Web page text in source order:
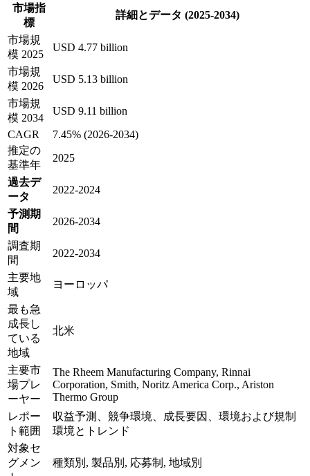
市場指
標
詳細とデータ (2025-2034)
市場規
模 2025
USD 4.77 billion
市場規
模 2026
USD 5.13 billion
市場規
模 2034
USD 9.11 billion
CAGR
7.45% (2026-2034)
推定の
基準年
2025
過去デ
ータ
2022-2024
予測期
間
2026-2034
調査期
間
2022-2034
主要地
域
ヨーロッパ
最も急
成長し
ている
地域
北米
主要市
場プレ
ーヤー
The Rheem Manufacturing Company, Rinnai
Corporation, Smith, Noritz America Corp., Ariston
Thermo Group
レポー
ト範囲
収益予測、競争環境、成長要因、環境および規制
環境とトレンド
対象セ
グメン
種類別, 製品別, 応募制, 地域別